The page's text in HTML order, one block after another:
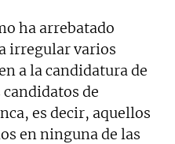
ha arrebatado
irregular varios
a la candidatura de
candidatos de
es decir, aquellos
en ninguna de las